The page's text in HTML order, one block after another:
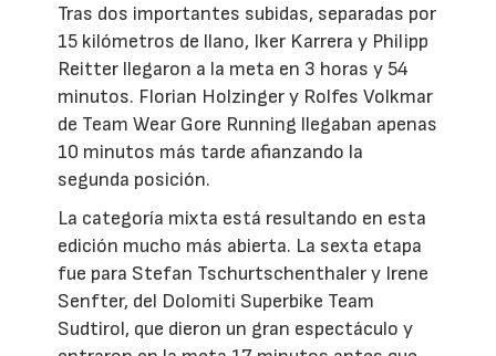
Tras dos importantes subidas, separadas por
15 kilómetros de llano, Iker Karrera y Philipp
Reitter llegaron a la meta en 3 horas y 54
minutos. Florian Holzinger y Rolfes Volkmar
de Team Wear Gore Running llegaban apenas
10 minutos más tarde afianzando la
segunda posición.
La categoría mixta está resultando en esta
edición mucho más abierta. La sexta etapa
fue para Stefan Tschurtschenthaler y Irene
Senfter, del Dolomiti Superbike Team
Sudtirol, que dieron un gran espectáculo y